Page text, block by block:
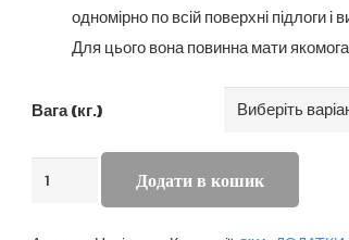
одномірно по всій поверхні підлоги і
Для цього вона повинна мати
Вага (кг.)
Sika
Додати в кошик